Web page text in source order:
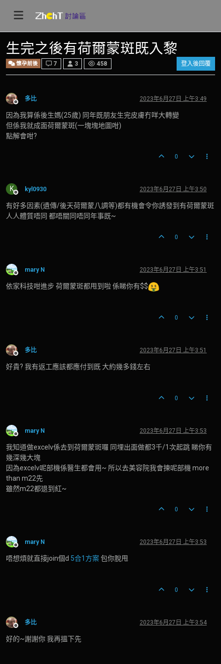
生完之後有荷爾蒙斑既入黎
懷孕前後 7 3 458 登入後回覆
離線
多比 2023年6月27日 上午3:49
因為我算係後生媽(25歲) 同年既朋友生完皮膚冇咩大轉變
但係我就成面荷爾蒙斑(一塊塊地圖咁)
點解會咁?
0
K
離線
kyl0930 2023年6月27日 上午3:50
有好多因素(遺傳/後天荷爾蒙八調等)都有機會令你誘發到有荷爾蒙斑
人人體質唔同 都唔關同唔同年事既~
0
離線
mary N 2023年6月27日 上午3:51
依家科技咁進步 荷爾蒙斑都甩到啦 係睇你有$$
0
離線
多比 2023年6月27日 上午3:51
好貴? 我有返工應該都應付到既 大約幾多錢左右
0
離線
mary N 2023年6月27日 上午3:53
我知道做excelv係去到荷爾蒙斑囉 同埋出面做都3千/1次起跳 睇你有
幾深幾大塊
因為excelv呢部機係醫生都會用~ 所以去美容院我會揀呢部機 more
than m22先
雖然m22都退到紅~
0
離線
mary N 2023年6月27日 上午3:53
唔想煩就直接join個d 5合1方案包你脫甩
0
離線
多比 2023年6月27日 上午3:54
好的~謝謝你 我再搵下先